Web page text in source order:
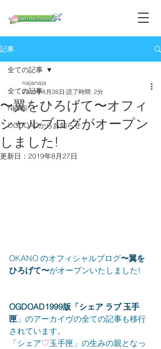
記事
全ての記事
NEWS
OGDOADからお知らせ
全ての記事
〜翼をひろげて〜オフィ
シャルブログがオープン
しました!
najanaja
2019年8月26日 読了時間: 2分
更新日： 2019年8月27日
OKANO のオフィシャルブログ〜翼を
ひろげて〜がオープンいたしました!
OGDOAD1999版「シェア ラブ 玉手
匣 」 のアーカイヴの全ての記事も移行
されています。
「シェア♡玉手匣」の生みの親となっ